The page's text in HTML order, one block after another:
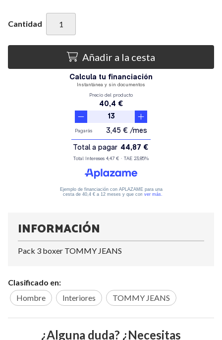
Cantidad
Añadir a la cesta
INFORMACIÓN
Pack 3 boxer TOMMY JEANS
Clasificado en:
Hombre
Interiores TOMMY JEANS
¿Alguna duda? ¿Necesitas